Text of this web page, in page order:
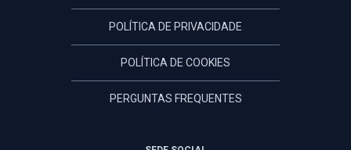
POLÍTICA DE PRIVACIDADE
POLÍTICA DE COOKIES
PERGUNTAS FREQUENTES